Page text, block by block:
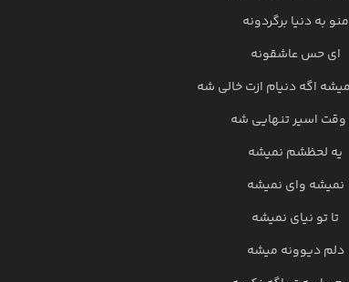
منو به دنیا برگردونه
ای حس عاشقونه
اگه دنیام ازت خالی شه
وقت اسیر تنهایی شه
یه لحظشم نمیشه
نمیشه وای نمیشه
تا تو نیای نمیشه
دلم دیوونه میشه